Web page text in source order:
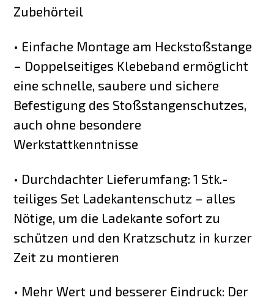
Zubehörteil
• Einfache Montage am Heckstoßstange
– Doppelseitiges Klebeband ermöglicht
eine schnelle, saubere und sichere
Befestigung des Stoßstangenschutzes,
auch ohne besondere
Werkstattkenntnisse
• Durchdachter Lieferumfang: 1 Stk.-
teiliges Set Ladekantenschutz – alles
Nötige, um die Ladekante sofort zu
schützen und den Kratzschutz in kurzer
Zeit zu montieren
• Mehr Wert und besserer Eindruck: Der